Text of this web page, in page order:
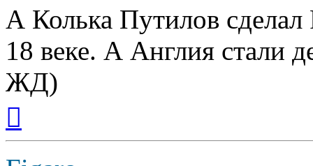
А Колька Путилов
18 веке. А Англия стали
ЖД)
началу